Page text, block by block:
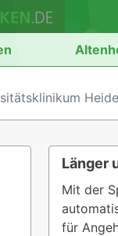
Länger
Mit der
für